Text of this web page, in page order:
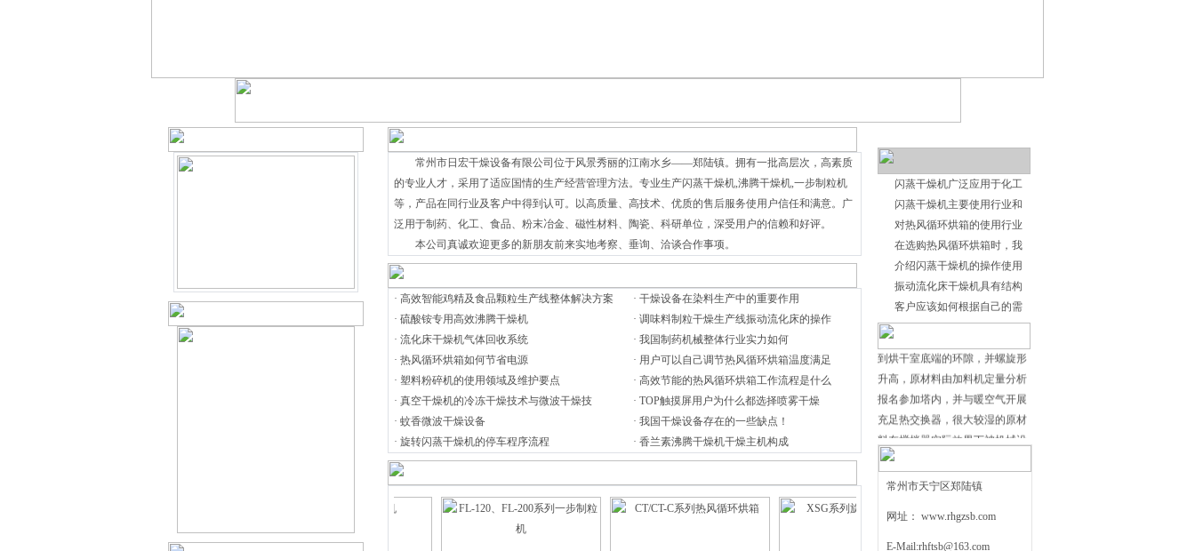
常州市日宏干燥设备有限公司位于风景秀丽的江南水乡——郑陆镇。拥有一批高层次，高素质
的专业人才，采用了适应国情的生产经营管理方法。专业生产闪蒸干燥机,沸腾干燥机,一步制粒机
等，产品在同行业及客户中得到认可。以高质量、高技术、优质的售后服务使用户信任和满意。广
泛用于制药、化工、食品、粉末冶金、磁性材料、陶瓷、科研单位，深受用户的信赖和好评。
本公司真诚欢迎更多的新朋友前来实地考察、垂询、洽谈合作事项。
· 高效智能鸡精及食品颗粒生产线整体解决方案 · 干燥设备在染料生产中的重要作用
· 硫酸铵专用高效沸腾干燥机 · 调味料制粒干燥生产线振动流化床的操作
· 流化床干燥机气体回收系统 · 我国制药机械整体行业实力如何
· 热风循环烘箱如何节省电源 · 用户可以自己调节热风循环烘箱温度满足
· 塑料粉碎机的使用领域及维护要点 · 高效节能的热风循环烘箱工作流程是什么
· 真空干燥机的冷冻干燥技术与微波干燥技 · TOP触摸屏用户为什么都选择喷雾干燥
· 蚊香微波干燥设备 · 我国干燥设备存在的一些缺点！
· 旋转闪蒸干燥机的停车程序流程 · 香兰素沸腾干燥机干燥主机构成
闪蒸干燥机广泛应用于化工
闪蒸干燥机主要使用行业和
对热风循环烘箱的使用行业
在选购热风循环烘箱时，我
介绍闪蒸干燥机的操作使用
振动流化床干燥机具有结构
客户应该如何根据自己的需
闪蒸干燥设备的干躁更快、
高效率、干躁周期时间大大缩
短，耗能降低；闪蒸干燥机的重
量轻，安裝检修简易；闪蒸干燥
机暖空气由通道管以断线方位进
到烘干室底端的环隙，并螺旋形
升高，原材料由加料机定量分析
报名参加塔内，并与暖空气开展
充足热交换器，很大较湿的原材
料在搅拌器实际效果下被机械设
备粉碎，湿含水量较低及颗粒物
度较小的原材料随旋转气旋一同
离，工艺品搜集包裝 热量对
一切都有影响，沸腾制粒干燥也
常州市天宁区郑陆镇
网址： www.rhgzsb.com
E-Mail:rhftsb@163.com